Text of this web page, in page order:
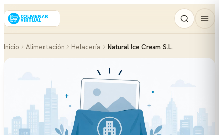
Inicio Alimentación Heladería Natural Ice Cream S.L.